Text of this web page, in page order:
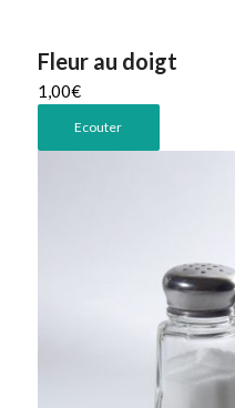
Fleur au doigt
1,00€
Ecouter